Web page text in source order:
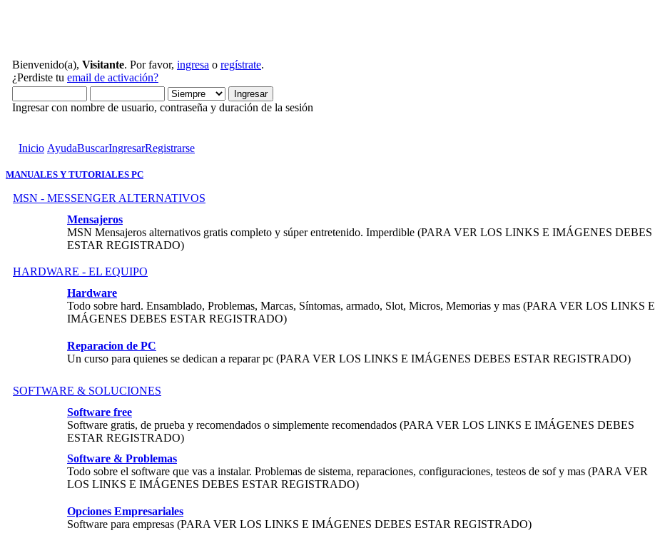
Bienvenido(a), Visitante. Por favor, ingresa o regístrate.
¿Perdiste tu email de activación?
Ingresar con nombre de usuario, contraseña y duración de la sesión
Inicio AyudaBuscarIngresarRegistrarse
MANUALES Y TUTORIALES PC
MSN - MESSENGER ALTERNATIVOS
Mensajeros
MSN Mensajeros alternativos gratis completo y súper entretenido. Imperdible (PARA VER LOS LINKS E IMÁGENES DEBES
ESTAR REGISTRADO)
HARDWARE - EL EQUIPO
Hardware
Todo sobre hard. Ensamblado, Problemas, Marcas, Síntomas, armado, Slot, Micros, Memorias y mas (PARA VER LOS LINKS E
IMÁGENES DEBES ESTAR REGISTRADO)
Reparacion de PC
Un curso para quienes se dedican a reparar pc (PARA VER LOS LINKS E IMÁGENES DEBES ESTAR REGISTRADO)
SOFTWARE & SOLUCIONES
Software free
Software gratis, de prueba y recomendados o simplemente recomendados (PARA VER LOS LINKS E IMÁGENES DEBES
ESTAR REGISTRADO)
Software & Problemas
Todo sobre el software que vas a instalar. Problemas de sistema, reparaciones, configuraciones, testeos de sof y mas (PARA VER
LOS LINKS E IMÁGENES DEBES ESTAR REGISTRADO)
Opciones Empresariales
Software para empresas (PARA VER LOS LINKS E IMÁGENES DEBES ESTAR REGISTRADO)